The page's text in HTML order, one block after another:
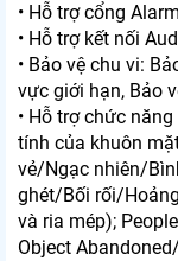
• Hỗ trợ cổng
• Hỗ trợ kết nối
• Bảo vệ chu vi:
vực giới hạn, Bảo
• Hỗ trợ chức
tính của khuôn
vẻ/Ngạc nhiên/
ghét/Bối rối/
và ria mép);
Object